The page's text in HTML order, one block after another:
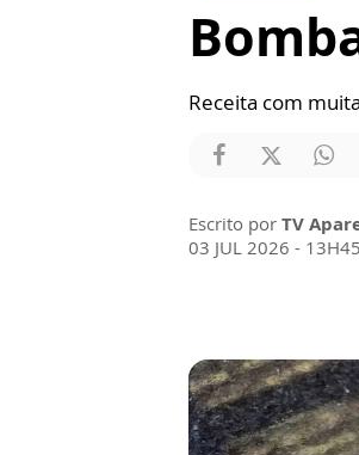
Receita com
Escrito por TV
03 JUL 2026 -